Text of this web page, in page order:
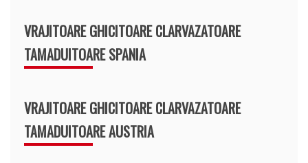
VRAJITOARE GHICITOARE CLARVAZATOARE
TAMADUITOARE SPANIA
VRAJITOARE GHICITOARE CLARVAZATOARE
TAMADUITOARE AUSTRIA